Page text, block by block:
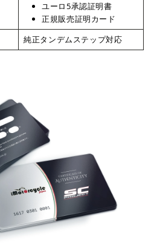
ユーロ5承認証明書
正規販売証明カード
純正タンデムステップ対応